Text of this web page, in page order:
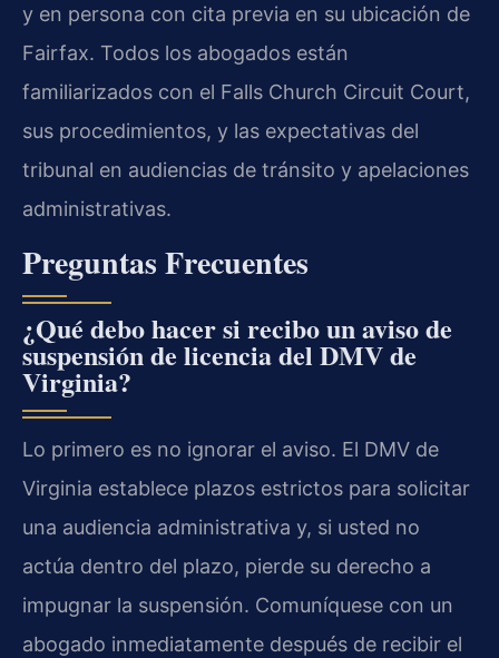
y en persona con cita previa en su ubicación de
Fairfax. Todos los abogados están
familiarizados con el Falls Church Circuit Court,
sus procedimientos, y las expectativas del
tribunal en audiencias de tránsito y apelaciones
administrativas.
Preguntas Frecuentes
¿Qué debo hacer si recibo un aviso de
suspensión de licencia del DMV de
Virginia?
Lo primero es no ignorar el aviso. El DMV de
Virginia establece plazos estrictos para solicitar
una audiencia administrativa y, si usted no
actúa dentro del plazo, pierde su derecho a
impugnar la suspensión. Comuníquese con un
abogado inmediatamente después de recibir el